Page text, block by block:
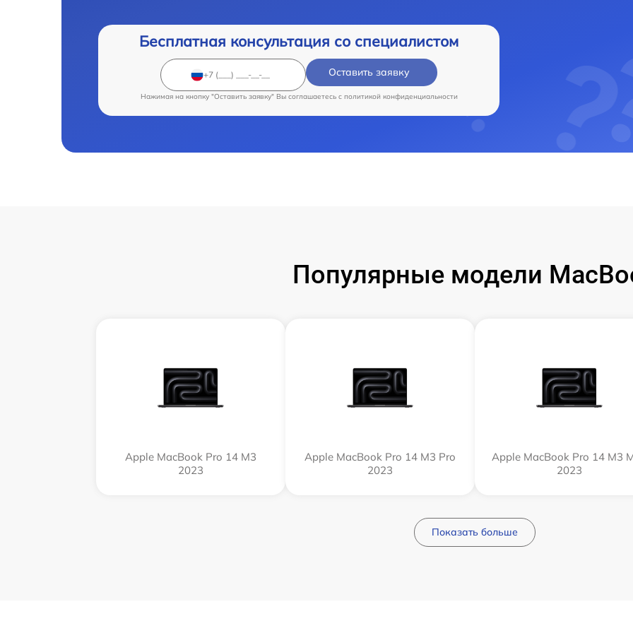
Бесплатная консультация со специалистом
Оставить заявку
Нажимая на кнопку "Оставить заявку" Вы соглашаетесь c политикой конфиденциальности
Популярные модели
Apple MacBook Pro 14 M3
2023
Apple MacBook Pro 14 M3 Pro
2023
Apple MacBook Pro 14 M3
2023
Показать больше